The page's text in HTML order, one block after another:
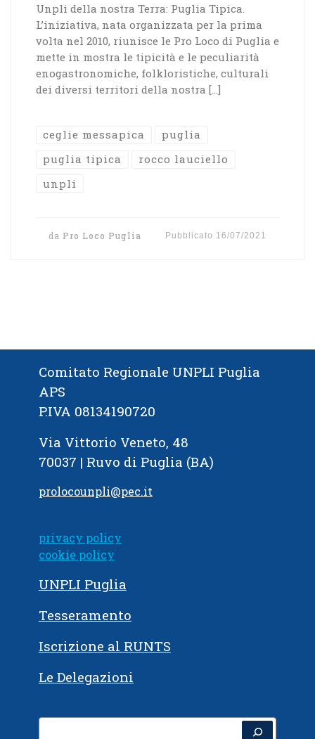
Unpli della nostra Terra: Puglia Tipica.
L’iniziativa, nata organizzata per la prima
volta nel 2010, riunisce le Pro Loco di Puglia e
mette in mostra le tipicità e le peculiarità
enogastronomiche, folkloristiche, culturali
dei diversi territori della nostra […]
ceglie messapica
puglia
puglia tipica
rocco lauciello
unpli
da Pro Loco Puglia Pubblicato 16/07/2021
Comitato Regionale UNPLI Puglia
APS
P.IVA 08134190720
Via Vittorio Veneto, 48
70037 | Ruvo di Puglia (BA)
prolocounpli@pec.it
privacy policy
cookie policy
UNPLI Puglia
Tesseramento
Iscrizione al RUNTS
Le Delegazioni